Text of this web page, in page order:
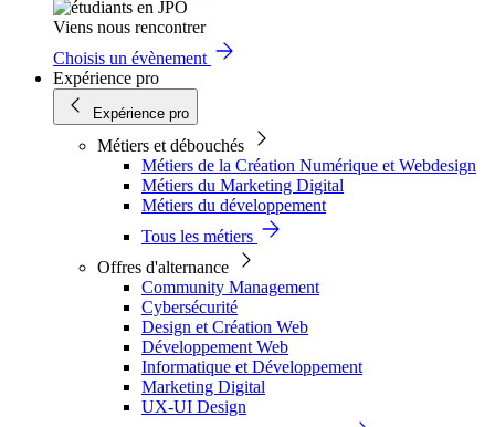
Viens nous rencontrer
Choisis un évènement
Expérience pro
Expérience pro
Métiers et débouchés
Métiers de la Création Numérique et Webdesign
Métiers du Marketing Digital
Métiers du développement
Tous les métiers
Offres d'alternance
Community Management
Cybersécurité
Design et Création Web
Développement Web
Informatique et Développement
Marketing Digital
UX-UI Design